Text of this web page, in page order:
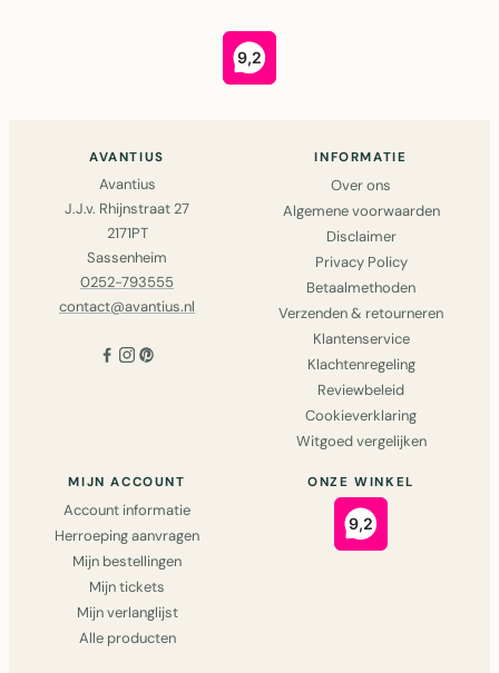
AVANTIUS
Avantius
J.J.v. Rhijnstraat 27
2171PT
Sassenheim
0252-793555
contact@avantius.nl
INFORMATIE
Over ons
Algemene voorwaarden
Disclaimer
Privacy Policy
Betaalmethoden
Verzenden & retourneren
Klantenservice
Klachtenregeling
Reviewbeleid
Cookieverklaring
Witgoed vergelijken
MIJN ACCOUNT
Account informatie
Herroeping aanvragen
Mijn bestellingen
Mijn tickets
Mijn verlanglijst
Alle producten
ONZE WINKEL